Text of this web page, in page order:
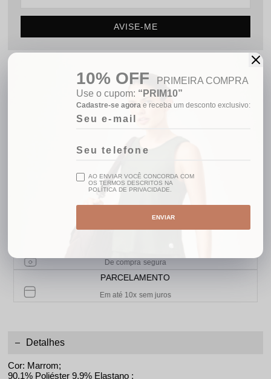
AVISE-ME
GANHE 10% OFF
FRETE GRÁTIS BRASIL
No pix
De compra segura
PARCELAMENTO
Em até 10x sem juros
Detalhes
Cor: Marrom;
90,1% Poliéster 9,9% Elastano ;
10% OFF
PRIMEIRA COMPRA
Use o cupom: “PRIM10”
Cadastre-se agorae receba um desconto exclusivo:
AO ENVIAR VOCÊ CONCORDA COM
OS TERMOS DESCRITOS NA
POLÍTICA DE PRIVACIDADE.
ENVIAR